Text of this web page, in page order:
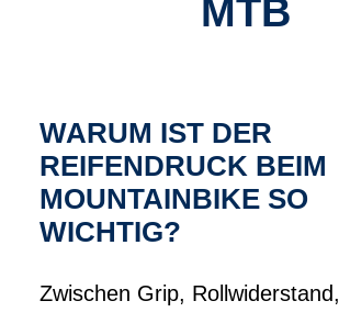
MTB
WARUM IST DER
REIFENDRUCK BEIM
MOUNTAINBIKE SO
WICHTIG?
Zwischen Grip, Rollwiderstand,